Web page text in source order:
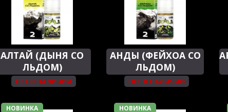
АЛТАЙ (ДЫНЯ СО
ЛЬДОМ)
НЕТ В НАЛИЧИИ
АНДЫ (ФЕЙХОА СО
ЛЬДОМ)
НЕТ В НАЛИЧИИ
НОВИНКА НОВИНКА